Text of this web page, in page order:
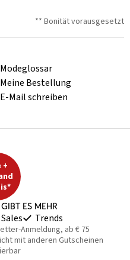
** Bonität vorausgesetzt
Modeglossar
Meine Bestellung
E-Mail schreiben
+
es mehr
Sales Trends
Anmeldung, ab € 75
mit anderen Gutscheinen